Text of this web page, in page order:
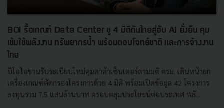
BOI รื้อเกณฑ์ Data Center ชู 4 มิติดันไทยสู่ฮับ AI ยั่งยืน คุม
เข้มใช้พลังงาน ทรัพยากรน้ำ พร้อมตอบโจทย์ชาติ และการจ้างงาน
ไทย
บีโอไอขานรับระเบียบใหม่คุมดาต้าเซ็นเตอร์ตามมติ ครม. เดินหน้ายก
เครื่องเกณฑ์คัดกรองโครงการด้วย 4 มิติ พร้อมเปิดข้อมูล 42 โครงการ
ลงทุนรวม 7.5 แสนล้านบาท ครอบคลุมประโยชน์ต่อประเทศ พลั...